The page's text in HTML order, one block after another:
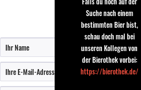
Bewertung schreiben
Suche nach einem
bestimmten Bier bist,
schau doch mal bei
unseren Kollegen von
der Bierothek vorbei:
https://bierothek.de/